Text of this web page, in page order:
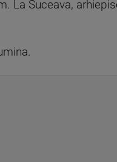
La Suceava,